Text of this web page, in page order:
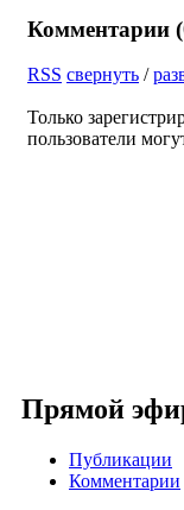
Комментарии (
RSS свернуть /
Только
пользователи
Прямой
Публикации
Комментарии